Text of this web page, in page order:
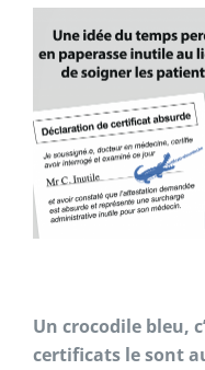
Un crocodile bleu,
certificats le sont